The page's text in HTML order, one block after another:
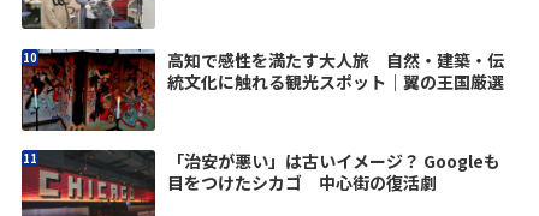
高知で感性を満たす大人旅 自然・建築・伝
統文化に触れる観光スポット｜翼の王国厳選
「治安が悪い」は古いイメージ？ Googleも
目をつけたシカゴ 中心街の復活劇